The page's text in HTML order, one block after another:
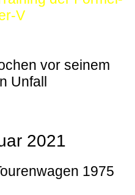
V
vor seinem
Unfall
2021
1975